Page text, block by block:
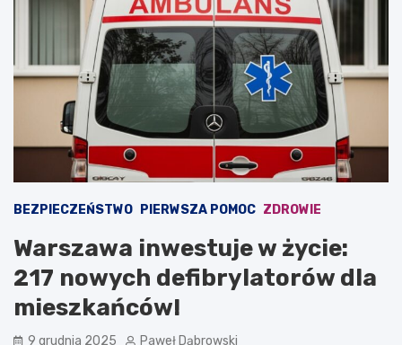
BEZPIECZEŃSTWO PIERWSZA POMOC ZDROWIE
Warszawa inwestuje w życie:
217 nowych defibrylatorów dla
mieszkańców!
9 grudnia 2025 Paweł Dąbrowski